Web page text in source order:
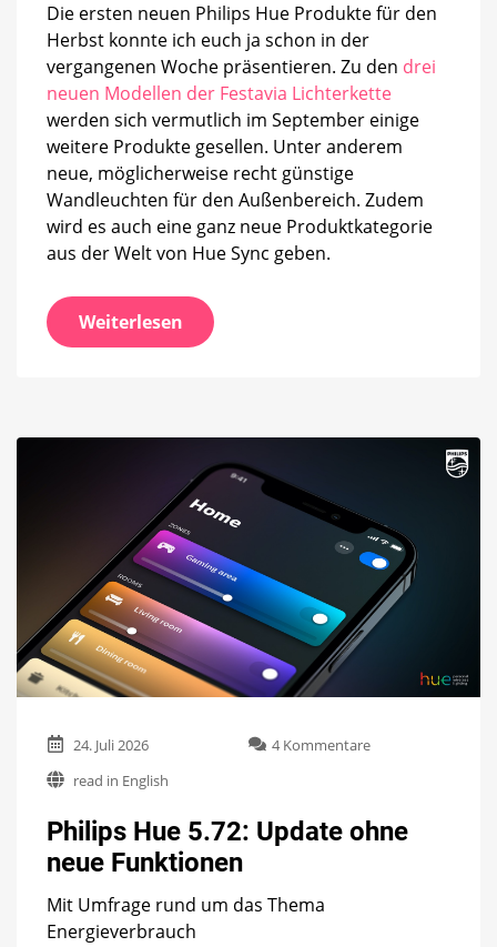
Die ersten neuen Philips Hue Produkte für den
Herbst konnte ich euch ja schon in der
vergangenen Woche präsentieren. Zu den drei
neuen Modellen der Festavia Lichterkette
werden sich vermutlich im September einige
weitere Produkte gesellen. Unter anderem
neue, möglicherweise recht günstige
Wandleuchten für den Außenbereich. Zudem
wird es auch eine ganz neue Produktkategorie
aus der Welt von Hue Sync geben.
Weiterlesen
24. Juli 2026 4 Kommentarezu
Update
read in English
Philips Hue 5.72: Update ohne
neue Funktionen
Mit Umfrage rund um das Thema
Energieverbrauch